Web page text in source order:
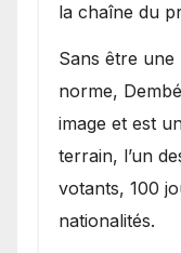
la chaîne du
Sans être une
norme,
image et est
terrain, l’un
votants, 100
nationalités.